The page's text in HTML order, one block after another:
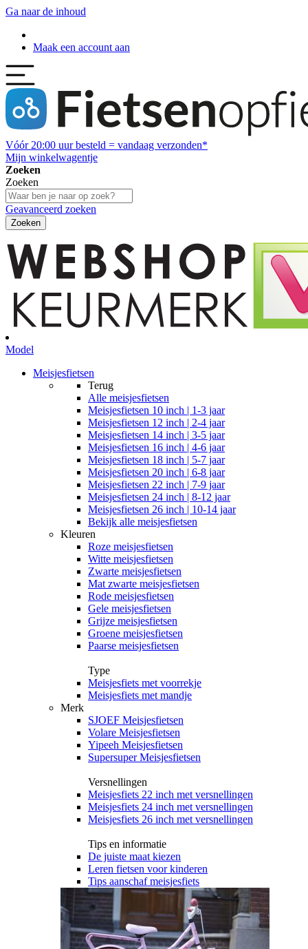
Ga naar de inhoud
Maak een account aan
Vóór 20:00 uur besteld = vandaag verzonden*
Mijn winkelwagentje
Zoeken
Zoeken
Geavanceerd zoeken
Zoeken
Model
Meisjesfietsen
Terug
Alle meisjesfietsen
Meisjesfietsen 10 inch | 1-3 jaar
Meisjesfietsen 12 inch | 2-4 jaar
Meisjesfietsen 14 inch | 3-5 jaar
Meisjesfietsen 16 inch | 4-6 jaar
Meisjesfietsen 18 inch | 5-7 jaar
Meisjesfietsen 20 inch | 6-8 jaar
Meisjesfietsen 22 inch | 7-9 jaar
Meisjesfietsen 24 inch | 8-12 jaar
Meisjesfietsen 26 inch | 10-14 jaar
Bekijk alle meisjesfietsen
Kleuren
Roze meisjesfietsen
Witte meisjesfietsen
Zwarte meisjesfietsen
Mat zwarte meisjesfietsen
Rode meisjesfietsen
Gele meisjesfietsen
Grijze meisjesfietsen
Groene meisjesfietsen
Paarse meisjesfietsen
Type
Meisjesfiets met voorrekje
Meisjesfiets met mandje
Merk
SJOEF Meisjesfietsen
Volare Meisjesfietsen
Yipeeh Meisjesfietsen
Supersuper Meisjesfietsen
Versnellingen
Meisjesfiets 22 inch met versnellingen
Meisjesfiets 24 inch met versnellingen
Meisjesfiets 26 inch met versnellingen
Tips en informatie
De juiste maat kiezen
Leren fietsen voor kinderen
Tips aanschaf meisjesfiets